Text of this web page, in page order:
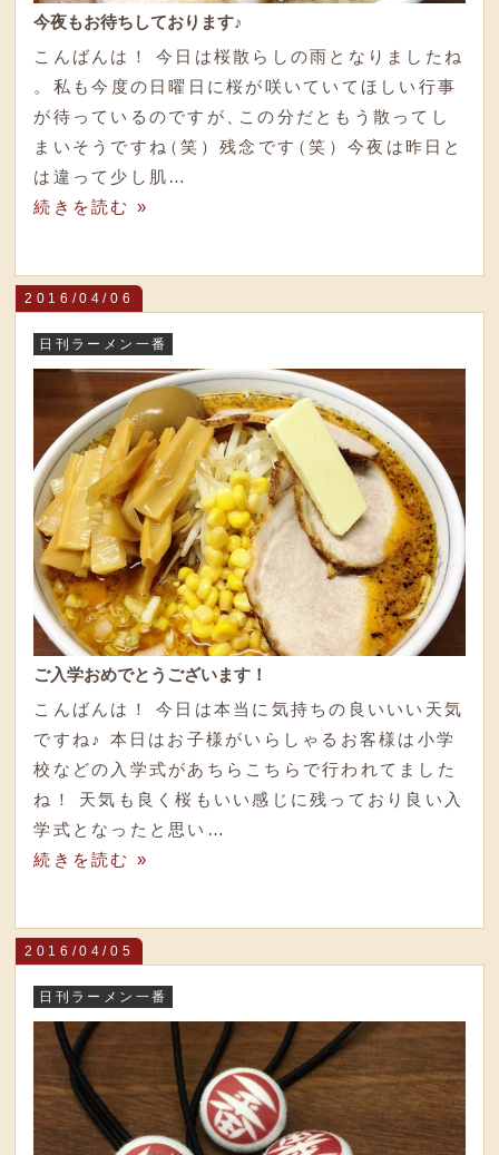
今夜もお待ちしております♪
こんばんは！ 今日は桜散らしの雨となりましたね
。 私も今度の日曜日に桜が咲いていてほしい行事
が待っているのですが
、この分だともう散ってし
まいそうですね（笑 ） 残念です（笑 ） 今夜は昨日と
は違って少し肌…
続きを読む »
2016/04/06
日刊ラーメン一番
ご入学おめでとうございます！
こんばんは！ 今日は本当に気持ちの良いいい天気
ですね♪ 本日はお子様がいらしゃるお客様は小学
校などの入学式があちらこちらで行われてました
ね！ 天気も良く桜もいい感じに残っており良い入
学式となったと思い…
続きを読む »
2016/04/05
日刊ラーメン一番